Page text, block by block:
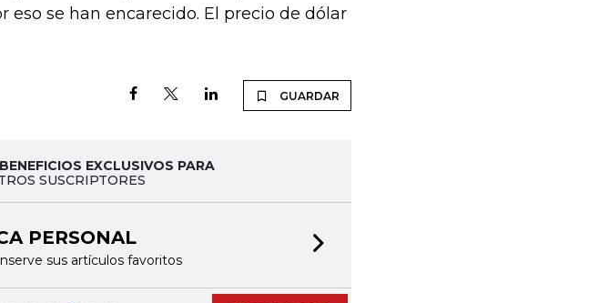
eso se han encarecido. El precio de dólar
GUARDAR
EXCLUSIVOS PARA
SUSCRIPTORES
PERSONAL
sus artículos favoritos